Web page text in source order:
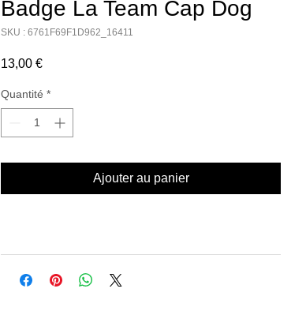
Badge La Team Cap Dog
SKU : 6761F69F1D962_16411
13,00 €Prix
Quantité *
Ajouter au panier